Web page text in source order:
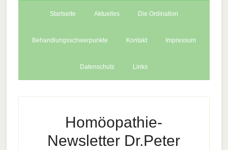
Startseite Aktuelles Die Ordination
Behandlungsschwerpunkte Kontakt Impressum
Datenschutz Links
Homöopathie-
Newsletter Dr.Peter